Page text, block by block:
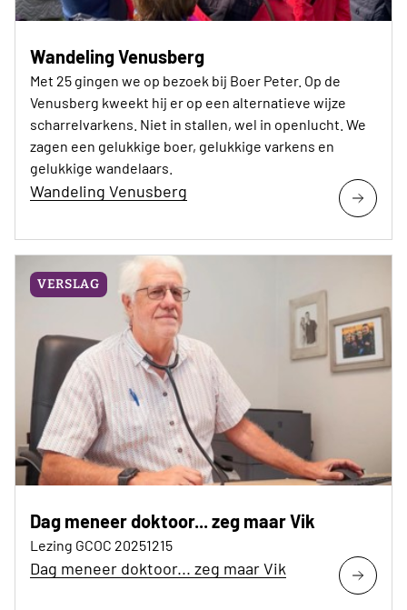
Wandeling Venusberg
Met 25 gingen we op bezoek bij Boer Peter. Op de
Venusberg kweekt hij er op een alternatieve wijze
scharrelvarkens. Niet in stallen, wel in openlucht. We
zagen een gelukkige boer, gelukkige varkens en
gelukkige wandelaars.
Wandeling Venusberg
VERSLAG
Dag meneer doktoor... zeg maar Vik
Lezing GCOC 20251215
Dag meneer doktoor... zeg maar Vik